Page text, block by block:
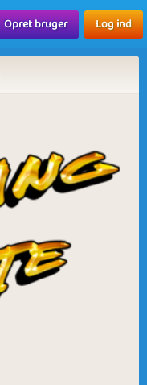
Opret bruger Log ind